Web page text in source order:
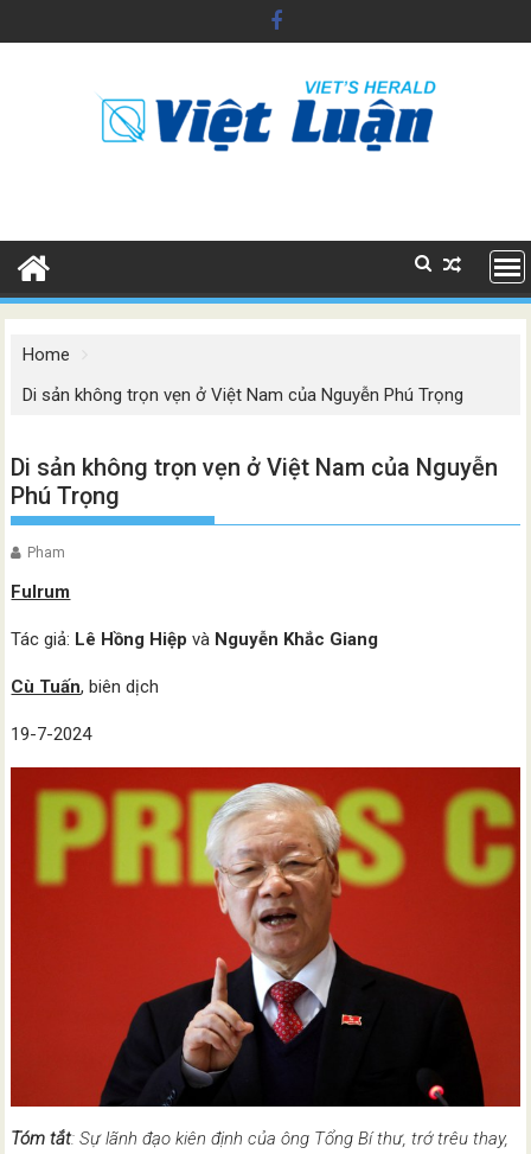
to
Home
Di sản không trọn vẹn ở Việt Nam của Nguyễn Phú Trọng
Di sản không trọn vẹn ở Việt Nam của Nguyễn
Phú Trọng
Pham
Fulrum
Tác giả: Lê Hồng Hiệpvà Nguyễn Khắc Giang
Cù Tuấn, biên dịch
19-7-2024
Tóm tắt: Sự lãnh đạo kiên định của ông Tổng Bí thư, trớ trêu thay,